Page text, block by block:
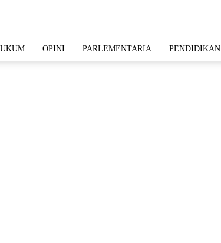
OPINI PARLEMENTARIA PENDIDIKAN